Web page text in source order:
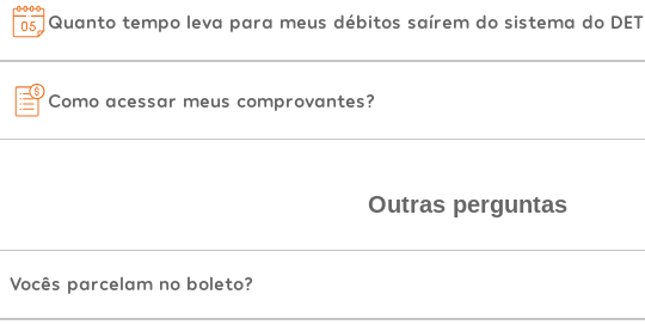
Quanto tempo leva para meus débitos saírem do sistema do
Como acessar meus comprovantes?
Outras perguntas
Vocês parcelam no boleto?